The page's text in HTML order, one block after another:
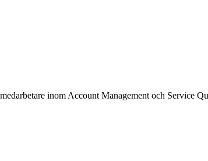
inom Account Management och Service